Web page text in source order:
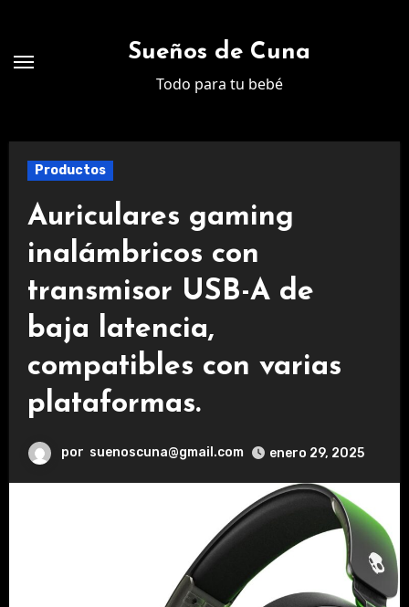
contenido
Sueños de Cuna
Todo para tu bebé
Productos
Auriculares gaming
inalámbricos con
transmisor USB-A de
baja latencia,
compatibles con varias
plataformas.
por suenoscuna@gmail.com enero 29, 2025